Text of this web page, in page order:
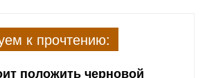
к прочтению:
положить черновой